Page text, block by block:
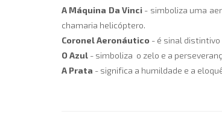
A Máquina Da Vinci - simboliza uma
chamaria helicóptero.
Coronel Aeronáutico - é sinal distintivo
O Azul - simboliza o zelo e a
A Prata - significa a humildade e a